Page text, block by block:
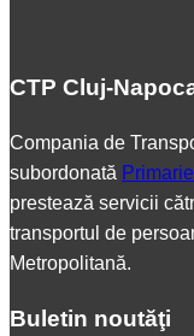
CTP Cluj-
Compania de
subordonată
prestează servicii
transportul de
Metropolitană.
Buletin noutăţi